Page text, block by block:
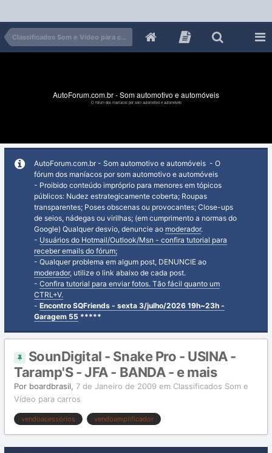
Classificados Som e Vídeo para carros
AutoForum.com.br - Som automotivo e automóveis
O fórum dos maníacos por som automotivo e automóveis
AutoForum.com.br - Som automotivo e automóveis - O
fórum dos maníacos por som automotivo e automóveis
- Proibido conteúdo impróprio para menores em tópicos
públicos: Nudez estrategicamente coberta; Roupas
transparentes; Poses obscenas ou provocantes; Close-ups
de seios, nádegas ou virilhas; (em cumprimento a normas do
Google) Qualquer desvio, denuncie ao moderador.
- Usuários do Hotmail/Outlook/Msn - confira tutorial para
receber emails do fórum;
- Qualquer problema em algum post, DENUNCIE ao
moderador, utilize o link abaixo de cada post.
- Confira tutorial para enviar fotos. Tão fácil quanto um
CTRL+V.
- Encontro SQFriends - sexta 3/julho/2026 19h~23h -
Garagem 55 *****
SounDigital - Snake Pro - USINA -
Taramp'S - JFA - BANDA - e mais
Por boardbrasil, 7 de Janeiro de 2009 em Classificados Som e
Vídeo para carros
vendoacessórios vendoamplificador